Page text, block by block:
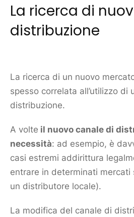
La ricerca di
distribuzione
La ricerca di un nuovo
spesso correlata all’utilizzo di
distribuzione.
A volte il nuovo canale di
necessità: ad esempio, è
casi estremi addirittura
entrare in determinati mercati
un distributore locale).
La modifica del canale di